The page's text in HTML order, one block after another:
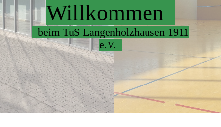
Willkommen
beim TuS Langenholzhausen 1911
e.V.